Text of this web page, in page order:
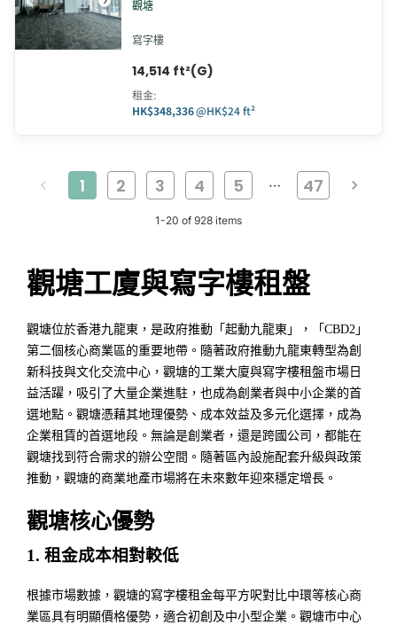
觀塘
寫字樓
14,514 ft²(G)
租金:
HK$348,336@HK$24 ft²
1 2 3 4 5 … 47
1-20 of 928 items
觀塘工廈與寫字樓租盤
觀塘位於香港九龍東，是政府推動「起動九龍東」，「CBD2」
第二個核心商業區的重要地帶。隨著政府推動九龍東轉型為創
新科技與文化交流中心，觀塘的工業大廈與寫字樓租盤市場日
益活躍，吸引了大量企業進駐，也成為創業者與中小企業的首
選地點。觀塘憑藉其地理優勢、成本效益及多元化選擇，成為
企業租賃的首選地段。無論是創業者，還是跨國公司，都能在
觀塘找到符合需求的辦公空間。隨著區內設施配套升級與政策
推動，觀塘的商業地產市場將在未來數年迎來穩定增長。
觀塘核心優勢
1. 租金成本相對較低
根據市場數據，觀塘的寫字樓租金每平方呎對比中環等核心商
業區具有明顯價格優勢，適合初創及中小型企業。觀塘市中心